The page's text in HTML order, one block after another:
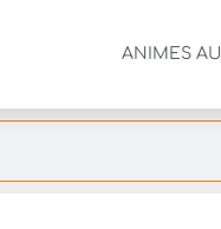
ANIMES